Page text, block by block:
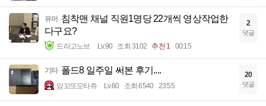
유머 침착맨 채널 직원1명당 22개씩 영상작업한
다구요?
드라고노브 Lv.90 조회 3102 추천 1 00:15
2
댓글
기타 폴드8 일주일 써본 후기....
암꼬또모타쥬 Lv.60 조회 6540 23:55
20
댓글